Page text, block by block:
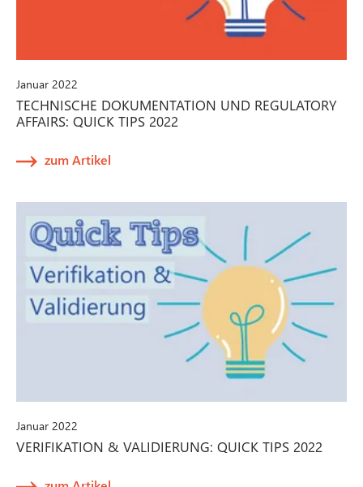
Januar 2022
TECHNISCHE DOKUMENTATION UND REGULATORY
AFFAIRS: QUICK TIPS 2022
zum Artikel
Januar 2022
VERIFIKATION & VALIDIERUNG: QUICK TIPS 2022